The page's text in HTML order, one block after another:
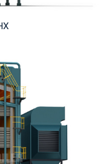
МПа Тепловая